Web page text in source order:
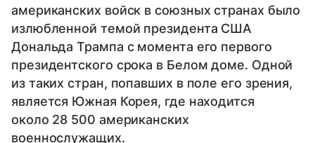
американских войск в союзных странах было
излюбленной темой президента США
Дональда Трампа с момента его первого
президентского срока в Белом доме. Одной
из таких стран, попавших в поле его зрения,
является Южная Корея, где находится
около 28 500 американских
военнослужащих.